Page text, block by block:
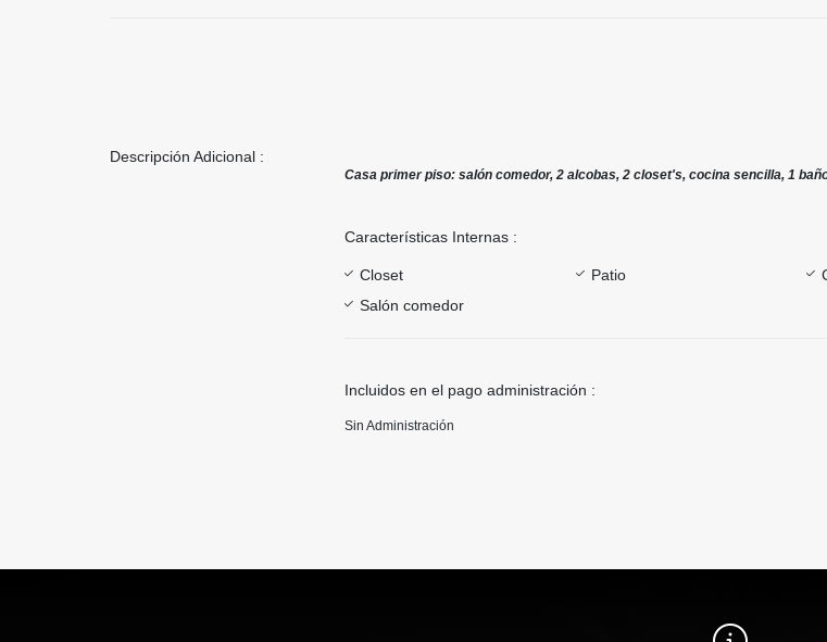
Descripción Adicional :
Casa primer piso: salón comedor, 2 alcobas, 2 closet's, cocina sencilla, 1
Características Internas :
Closet Patio
Salón comedor
Incluidos en el pago administración :
Sin Administración